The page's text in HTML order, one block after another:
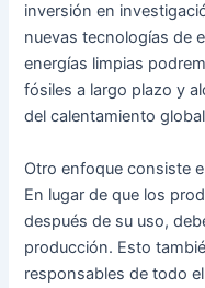
inversión en
nuevas tecnologías de
energías limpias
fósiles a largo plazo y
del calentamiento
Otro enfoque consiste
En lugar de que los
después de su uso,
producción. Esto
responsables de todo